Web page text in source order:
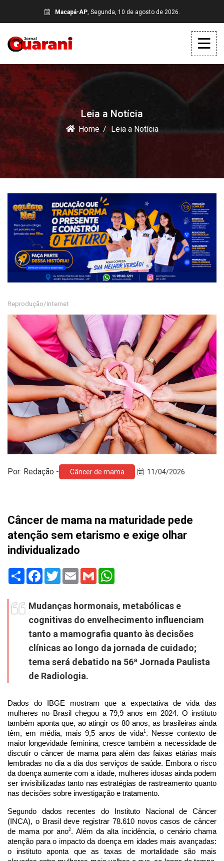
Macapá-AP, Segunda, 10 de agosto de 2026.
Leia a Notícia
Home Leia a Notícia
Reprodução/Internet
Por: Redação - Câncer de mama 11/04/2026
Câncer de mama na maturidade pede
atenção sem etarismo e exige olhar
individualizado
Share Facebook
TwitterEmail Gmail
Mudanças hormonais, metabólicas e
cognitivas do envelhecimento influenciam
tanto a mamografia quanto às decisões
clínicas ao longo da jornada de cuidado;
tema será debatido na 56ª Jornada Paulista
de Radiologia.
Dados do IBGE mostram que a expectativa de vida das
mulheres no Brasil chegou a 79,9 anos em 2024. O instituto
também aponta que, ao atingir os 80 anos, as brasileiras ainda
têm, em média, mais 9,5 anos de vida1. Nesse contexto de
maior longevidade feminina, cresce também a necessidade de
discutir o câncer de mama para além das faixas etárias mais
lembradas no dia a dia dos serviços de saúde. Embora o risco
da doença aumente com a idade, mulheres idosas ainda podem
ser invisibilizadas tanto nas estratégias de rastreamento quanto
nas decisões sobre investigação e tratamento.
Segundo dados recentes do Instituto Nacional de Câncer
(INCA), o Brasil deve registrar 78.610 novos casos de câncer
de mama por ano2. Além da alta incidência, o cenário chama
atenção para o impacto da doença em idades mais avançadas:
o instituto aponta que as taxas de mortalidade são mais